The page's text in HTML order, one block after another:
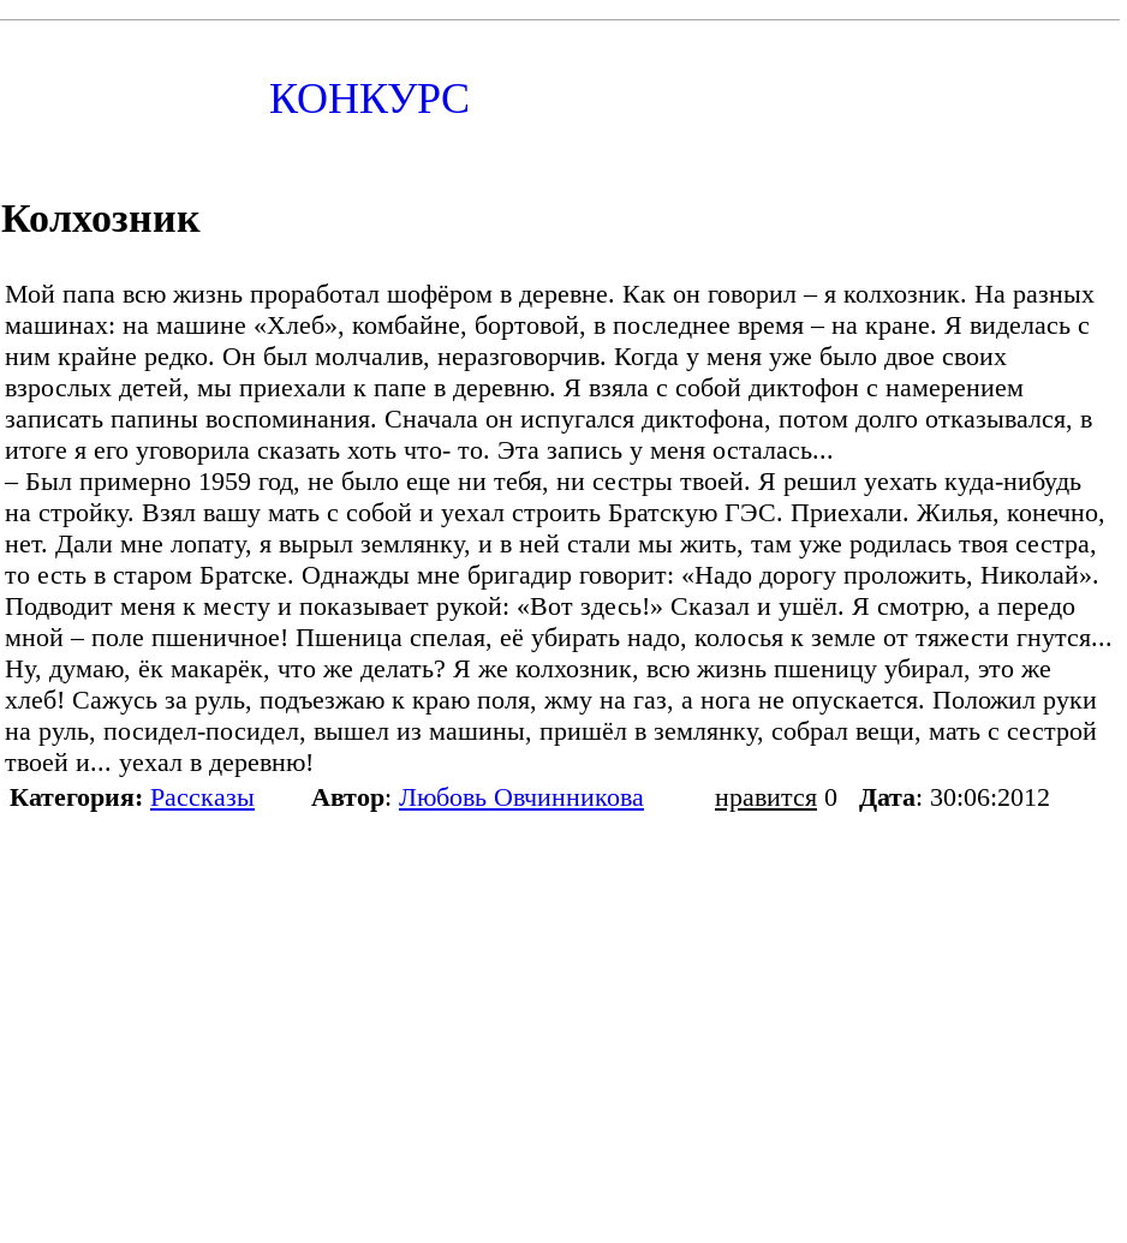
КОНКУРС
Колхозник
Мой папа всю жизнь проработал шофёром в деревне. Как он говорил – я колхозник. На разных
машинах: на машине «Хлеб», комбайне, бортовой, в последнее время – на кране. Я виделась с
ним крайне редко. Он был молчалив, неразговорчив. Когда у меня уже было двое своих
взрослых детей, мы приехали к папе в деревню. Я взяла с собой диктофон с намерением
записать папины воспоминания. Сначала он испугался диктофона, потом долго отказывался, в
итоге я его уговорила сказать хоть что- то. Эта запись у меня осталась...
– Был примерно 1959 год, не было еще ни тебя, ни сестры твоей. Я решил уехать куда-нибудь
на стройку. Взял вашу мать с собой и уехал строить Братскую ГЭС. Приехали. Жилья, конечно,
нет. Дали мне лопату, я вырыл землянку, и в ней стали мы жить, там уже родилась твоя сестра,
то есть в старом Братске. Однажды мне бригадир говорит: «Надо дорогу проложить, Николай».
Подводит меня к месту и показывает рукой: «Вот здесь!» Сказал и ушёл. Я смотрю, а передо
мной – поле пшеничное! Пшеница спелая, её убирать надо, колосья к земле от тяжести гнутся...
Ну, думаю, ёк макарёк, что же делать? Я же колхозник, всю жизнь пшеницу убирал, это же
хлеб! Сажусь за руль, подъезжаю к краю поля, жму на газ, а нога не опускается. Положил руки
на руль, посидел-посидел, вышел из машины, пришёл в землянку, собрал вещи, мать с сестрой
твоей и... уехал в деревню!
Категория: Рассказы Автор: Любовь Овчинникова нравится 0 Дата: 30:06:2012